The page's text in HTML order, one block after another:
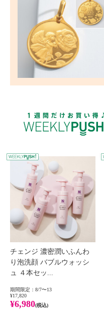
チェンジ 濃密潤いふんわ
り泡洗顔 バブルウォッシ
ュ ４本セッ...
期間限定：8/7〜13
¥17,820
¥6,980(税込)